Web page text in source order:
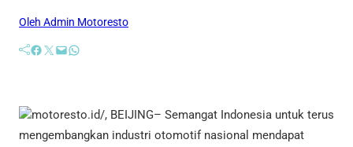
Oleh Admin Motoresto
Facebook Twitter Mail WhatsApp
motoresto.id/, BEIJING– Semangat Indonesia untuk terus
mengembangkan industri otomotif nasional mendapat